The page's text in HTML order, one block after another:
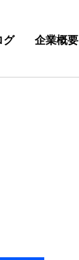
グ 企業概要